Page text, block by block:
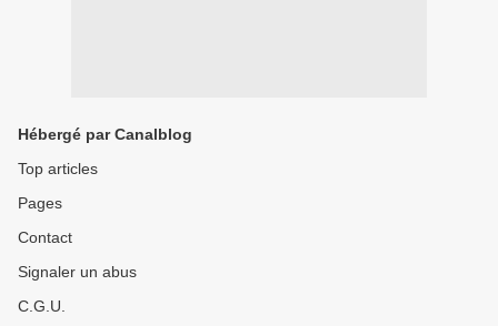
Hébergé par Canalblog
Top articles
Pages
Contact
Signaler un abus
C.G.U.